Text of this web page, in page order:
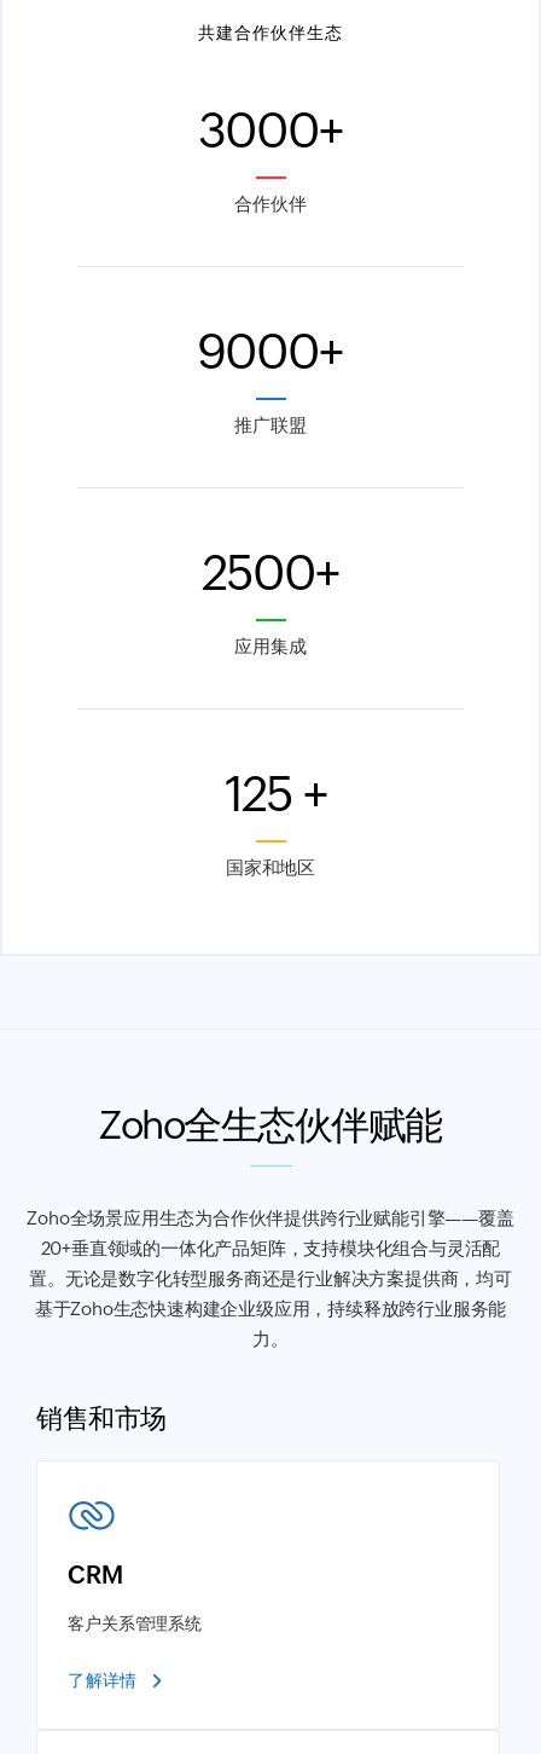
共建合作伙伴生态
3000+
合作伙伴
9000+
推广联盟
2500+
应用集成
125 +
国家和地区
Zoho全生态伙伴赋能
Zoho全场景应用生态为合作伙伴提供跨行业赋能引擎——覆盖
20+垂直领域的一体化产品矩阵，支持模块化组合与灵活配
置。无论是数字化转型服务商还是行业解决方案提供商，均可
基于Zoho生态快速构建企业级应用，持续释放跨行业服务能
力。
销售和市场
CRM
客户关系管理系统
了解详情